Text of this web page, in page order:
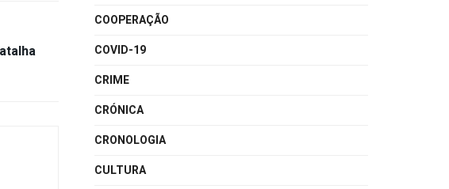
COOPERAÇÃO
COVID-19
CRIME
CRÓNICA
CRONOLOGIA
CULTURA